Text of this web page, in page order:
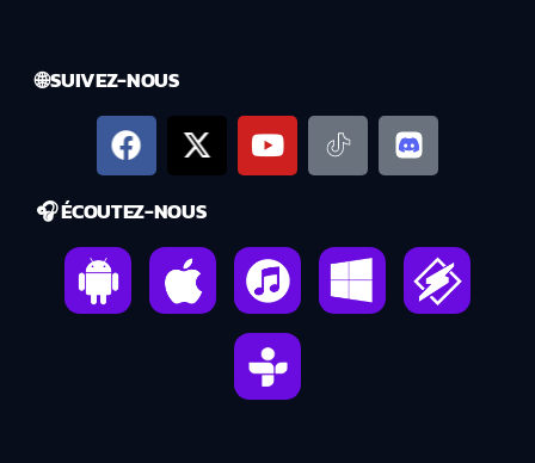
🌐 SUIVEZ-NOUS
🎧 ÉCOUTEZ-NOUS